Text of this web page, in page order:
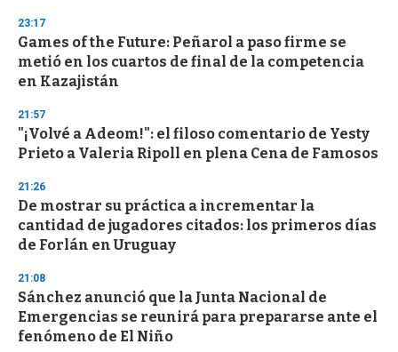
23:17
Games of the Future: Peñarol a paso firme se
metió en los cuartos de final de la competencia
en Kazajistán
21:57
"¡Volvé a Adeom!": el filoso comentario de Yesty
Prieto a Valeria Ripoll en plena Cena de Famosos
21:26
De mostrar su práctica a incrementar la
cantidad de jugadores citados: los primeros días
de Forlán en Uruguay
21:08
Sánchez anunció que la Junta Nacional de
Emergencias se reunirá para prepararse ante el
fenómeno de El Niño